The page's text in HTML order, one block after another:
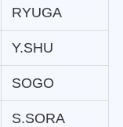
RYUGA
Y.SHU
SOGO
S.SORA